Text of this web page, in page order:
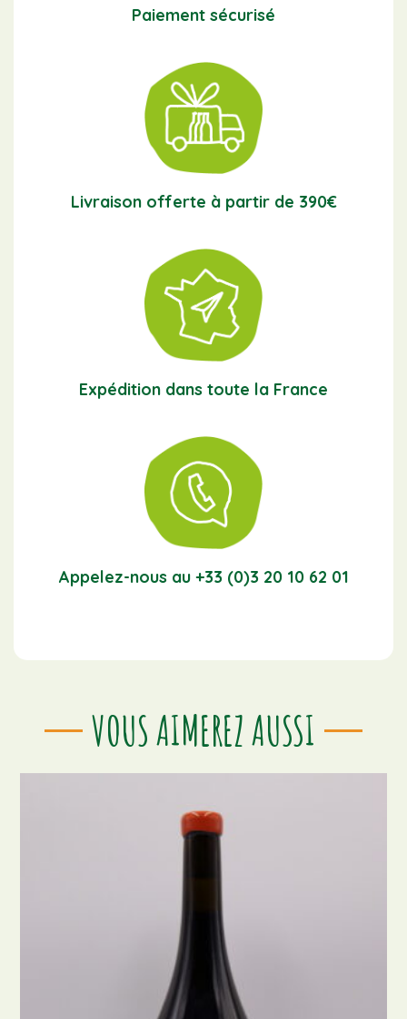
Paiement sécurisé
Livraison offerte à partir de 390€
Expédition dans toute la France
Appelez-nous au +33 (0)3 20 10 62 01
VOUS AIMEREZ AUSSI